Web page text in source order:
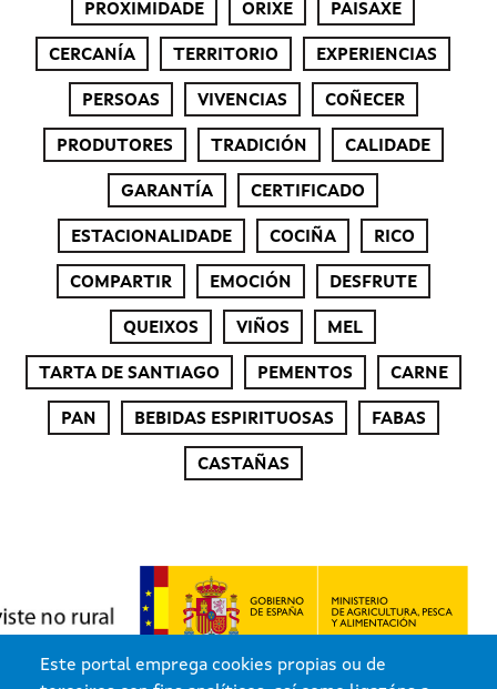
Este portal emprega cookies propias ou de
PROXIMIDADE ORIXE PAISAXE
CERCANÍA TERRITORIO EXPERIENCIAS
PERSOAS VIVENCIAS COÑECER
PRODUTORES TRADICIÓN CALIDADE
GARANTÍA CERTIFICADO
ESTACIONALIDADE COCIÑA RICO
COMPARTIR EMOCIÓN DESFRUTE
QUEIXOS VIÑOS MEL
TARTA DE SANTIAGO PEMENTOS CARNE
PAN BEBIDAS ESPIRITUOSAS FABAS
CASTAÑAS